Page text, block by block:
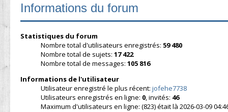
Informations du forum
Statistiques du forum
Nombre total d'utilisateurs enregistrés: 59 480
Nombre total de sujets: 17 422
Nombre total de messages: 105 816
Informations de l'utilisateur
Utilisateur enregistré le plus récent: jofehe7738
Utilisateurs enregistrés en ligne: 0, invités: 46
Maximum d'utilisateurs en ligne: (823) était là 2026-03-09